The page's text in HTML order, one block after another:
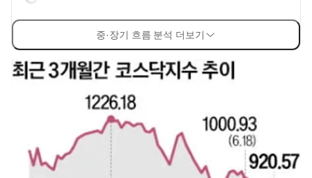
중·장기 흐름 분석 더보기